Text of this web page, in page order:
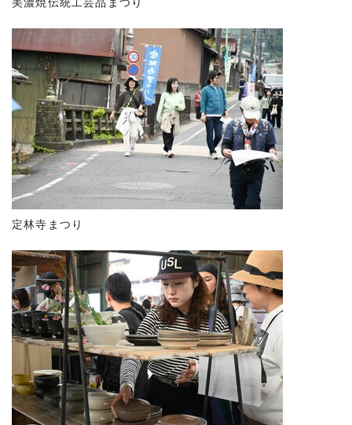
美濃焼伝統工芸品まつり
定林寺まつり